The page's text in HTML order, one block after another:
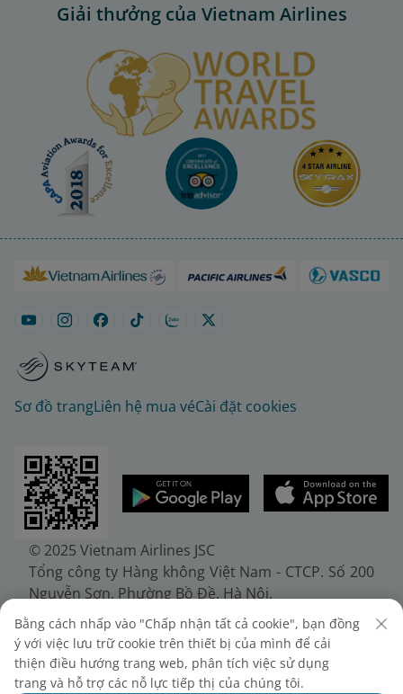
Giải thưởng của Vietnam Airlines
Sơ đồ trangLiên hệ mua véCài đặt cookies
© 2025 Vietnam Airlines JSC
Tổng công ty Hàng không Việt Nam - CTCP. Số 200
Nguyễn Sơn, Phường Bồ Đề, Hà Nội.
Điện thoại: (+84-24) 38272289. Fax: (+84-24)
38722375
Giấy chứng nhận đăng ký doanh nghiệp, mã số
doanh nghiệp 0100107518, đăng ký lần đầu ngày
Bằng cách nhấp vào "Chấp nhận tất cả cookie", bạn đồng
ý với việc lưu trữ cookie trên thiết bị của mình để cải
thiện điều hướng trang web, phân tích việc sử dụng
trang và hỗ trợ các nỗ lực tiếp thị của chúng tôi.